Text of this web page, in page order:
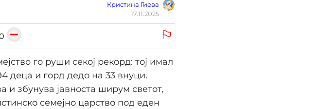
Кристина Гиева
17.11.2025
го руши секој рекорд: тој имал
деца и горд дедо на 33 внуци.
и збунува јавноста ширум светот,
семејно царство под еден